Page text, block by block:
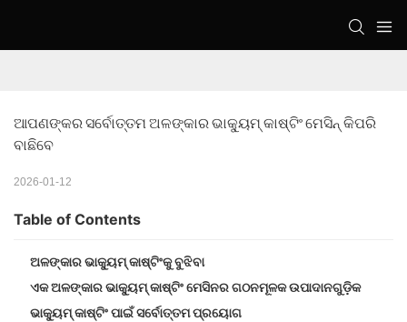
ଆପଣଙ୍କର ସର୍ବୋତ୍ତମ ଅଳଙ୍କାର ଭାକ୍ୟୁମ୍ କାଷ୍ଟିଂ ମେସିନ୍ କିପରି
ବାଛିବେ
2026-01-12
Table of Contents
ଅଳଙ୍କାର ଭାକ୍ୟୁମ୍ କାଷ୍ଟିଂକୁ ବୁଝିବା
ଏକ ଅଳଙ୍କାର ଭାକ୍ୟୁମ୍ କାଷ୍ଟିଂ ମେସିନର ଗଠନମୂଳକ ଉପାଦାନଗୁଡ଼ିକ
ଭାକ୍ୟୁମ୍ କାଷ୍ଟିଂ ପାଇଁ ସର୍ବୋତ୍ତମ ପ୍ରୟୋଗ